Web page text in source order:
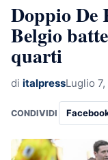
Doppio De
Belgio
quarti
di italpressLuglio
CONDIVIDI